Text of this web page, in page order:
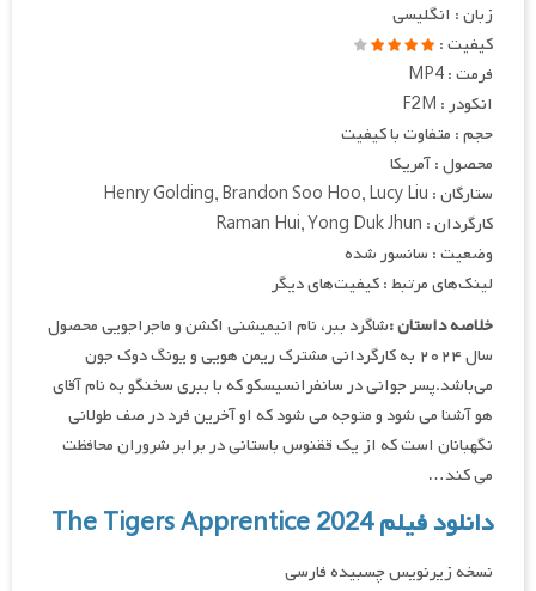
زبان : انگلیسی
کیفیت :
فرمت : MP4
انکودر : F2M
حجم : متفاوت با کیفیت
محصول : آمریکا
ستارگان : Henry Golding, Brandon Soo Hoo, Lucy Liu
کارگردان : Raman Hui, Yong Duk Jhun
وضعیت : سانسور شده
لینک‌های مرتبط : کیفیت‌های دیگر
خلاصه داستان :شاگرد ببر، نام انیمیشنی اکشن و ماجراجویی محصول
سال ۲۰۲۴ به کارگردانی مشترک ریمن هویی و یونگ دوک جون
می‌باشد.پسر جوانی در سانفرانسیسکو که با ببری سخنگو به نام آقای
هو آشنا می شود و متوجه می شود که او آخرین فرد در صف طولانی
نگهبانان است که از یک ققنوس باستانی در برابر شروران محافظت
می کند…
دانلود فیلم The Tigers Apprentice 2024
نسخه زیرنویس چسبیده فارسی